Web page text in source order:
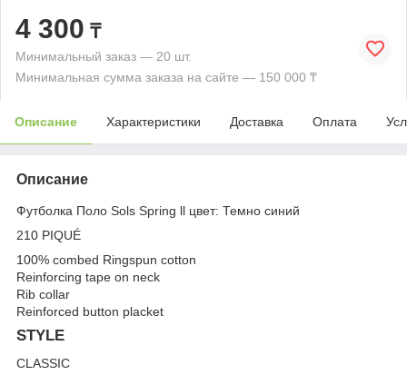
4 300 ₸
Минимальный заказ — 20 шт.
Минимальная сумма заказа на сайте — 150 000 ₸
Описание Характеристики Доставка Оплата
Описание
Футболка Поло Sols Spring ll цвет: Темно синий
210 PIQUÉ
100% combed Ringspun cotton
Reinforcing tape on neck
Rib collar
Reinforced button placket
STYLE
CLASSIC